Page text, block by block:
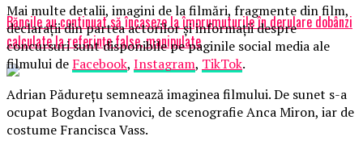
Băncile au continuat să încaseze la împrumuturile în derulare dobânzi
calculate la referințe false, manipulate
Mai multe detalii, imagini de la filmări, fragmente din film,
declarații din partea actorilor și informații despre
concursuri sunt disponibile pe paginile social media ale
filmului de Facebook, Instagram, TikTok.
Adrian Pădurețu semnează imaginea filmului. De sunet s-a
ocupat Bogdan Ivanovici, de scenografie Anca Miron, iar de
costume Francisca Vass.